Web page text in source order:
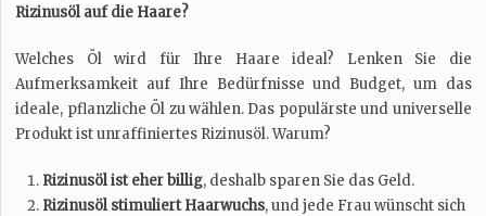
Rizinusöl auf die Haare?
Welches Öl wird für Ihre Haare ideal? Lenken Sie die
Aufmerksamkeit auf Ihre Bedürfnisse und Budget, um das
ideale, pflanzliche Öl zu wählen. Das populärste und universelle
Produkt ist unraffiniertes Rizinusöl. Warum?
Rizinusöl ist eher billig, deshalb sparen Sie das Geld.
Rizinusöl stimuliert Haarwuchs, und jede Frau wünscht sich